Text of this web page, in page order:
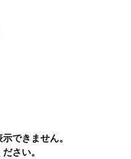
できません。
さい。